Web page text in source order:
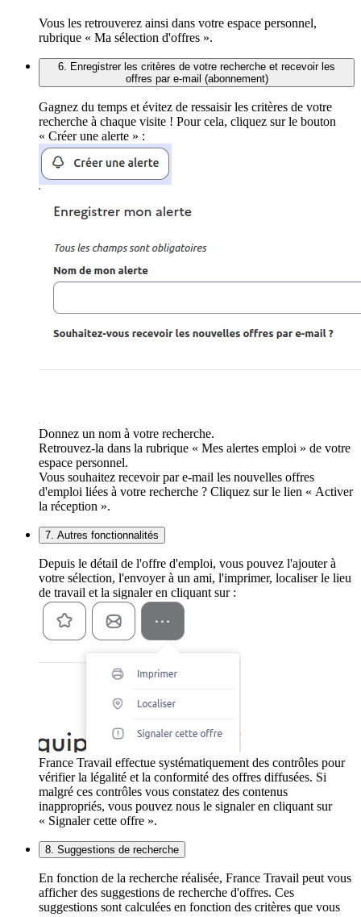
Vous les retrouverez ainsi dans votre espace personnel,
rubrique « Ma sélection d'offres ».
6. Enregistrer les critères de votre recherche et recevoir les
offres par e-mail (abonnement)
Gagnez du temps et évitez de ressaisir les critères de votre
recherche à chaque visite ! Pour cela, cliquez sur le bouton
« Créer une alerte » :
Donnez un nom à votre recherche.
Retrouvez-la dans la rubrique « Mes alertes emploi » de votre
espace personnel.
Vous souhaitez recevoir par e-mail les nouvelles offres
d'emploi liées à votre recherche ? Cliquez sur le lien « Activer
la réception ».
7. Autres fonctionnalités
Depuis le détail de l'offre d'emploi, vous pouvez l'ajouter à
votre sélection, l'envoyer à un ami, l'imprimer, localiser le lieu
de travail et la signaler en cliquant sur :
France Travail effectue systématiquement des contrôles pour
vérifier la légalité et la conformité des offres diffusées. Si
malgré ces contrôles vous constatez des contenus
inappropriés, vous pouvez nous le signaler en cliquant sur
« Signaler cette offre ».
8. Suggestions de recherche
En fonction de la recherche réalisée, France Travail peut vous
afficher des suggestions de recherche d'offres. Ces
suggestions sont calculées en fonction des critères que vous